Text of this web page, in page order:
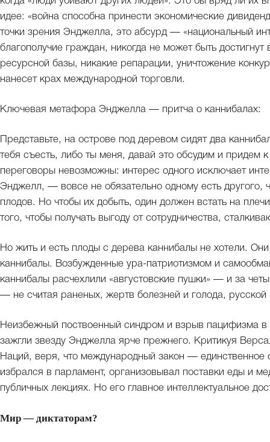
идее: «война способна принести экономические
точки зрения Энджелла, это абсурд — «национальный
благополучие граждан, никогда не может быть
ресурсной базы, никакие репарации, уничтожение
нанесет крах международной торговли.
Ключевая метафора Энджелла — притча о каннибалах:
Представьте, на острове под деревом сидят два
тебя съесть, либо ты меня, давай это обсудим и придем
переговоры невозможны: интерес одного исключает
Энджелл, — вовсе не обязательно одному есть
плодов. Но чтобы их добыть, один должен встать на
того, чтобы получать выгоду от сотрудничества,
Но жить и есть плоды с дерева каннибалы не хотели.
каннибалы. Возбужденные ура-патриотизмом и
каннибалы расчехлили «августовские пушки» — и за
— не считая раненых, жертв болезней и голода,
Неизбежный поствоенный синдром и взрыв пацифизма в
зажгли звезду Энджелла ярче прежнего. Критикуя
Наций, веря, что международный закон — единственное
избрался в парламент, организовывал поставки еды и
публичных лекциях. Но его главное интеллектуальное
Мир — диктаторам?